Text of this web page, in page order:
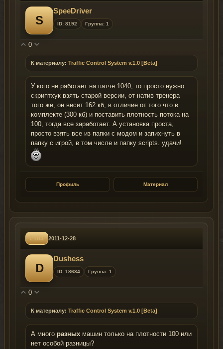
S
SpeeDriver
ID: 8192 Группа: 1
0
К материалу: Traffic Control System v.1.0 [Beta]
У кого не работает на патче 1040, то просто нужно
скриптхук взять старой версии, от натив тренера
того же, он весит 162 кб, в отличие от того что в
комплекте (300 кб) и поставить плотность потока на
100, тогда все заработает. А установка проста,
просто взять все из папки с модом и запихнуть в
папку с игрой, в том числе и папку scripts. удачи!
Профиль Материал
#103 2011-12-28
D
Dushess
ID: 18634 Группа: 1
0
К материалу: Traffic Control System v.1.0 [Beta]
А много разных машин только на плотности 100 или
нет особой разницы?